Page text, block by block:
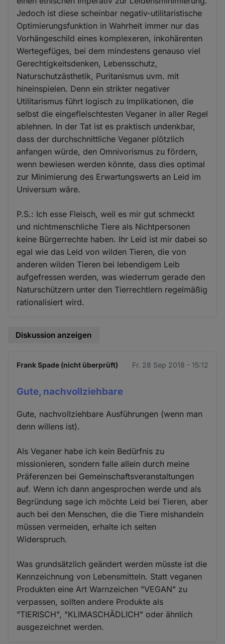
Jedoch ist diese scheinbar negativ-utilitaristische
Optimierungsfunktion in Wahrheit immer nur das
Vorhängeschild eines komplexeren, inkohärenten
Wertegefüges, bei dem mindestens genauso viel
Gerechtigkeitsdenken, Lebensschutz,
Naturschutzästhetik, Puritanismus uvm. mit
hineinspielen. Denn ein strikter negativer
Utilitarismus führt logisch zu Implikationen, die
selbst die eingefleischtesten Veganer in aller Regel
ablehnen. In der Tat ist es praktisch undenkbar,
dass der durchschnittliche Veganer plötzlich
anfangen würde, den Omnivorismus zu fördern,
wenn bewiesen werden könnte, dass dies optimal
zur Minimierung des Erwartungswerts an Leid im
Universum wäre.
P.S.: Ich esse Fleisch, weil es mir gut schmeckt
und nichtmenschliche Tiere als Nichtpersonen
keine Bürgerrechte haben. Ihr Leid ist mir dabei so
egal wie das Leid von wilden Tieren, die von
anderen wilden Tieren bei lebendigem Leib
aufgefressen werden, was wiederrum gerade den
Naturschützern unter den Tierrechtlern regelmäßig
rationalisiert wird.
Diskussion anzeigen
Frank Spade (nicht überprüft) Fr. 28 Sep 2018 - 15:12
Gute, nachvollziehbare
Gute, nachvollziehbare Ausführungen (wenn man
denn willens ist).
Als Veganer habe ich kein Bedürfnis zu
missionieren, sondern falle allein durch meine
Präferenzen bei Gemeinschaftsveranstaltungen
auf. Wenn ich dann angesprochen werde und als
Begründung sage ich möchte Leid bei Tieren, aber
auch bei den Menschen, die die Tiere mishandeln
müssen vermeiden, erhalte ich selten
Widerspruch.
Was grundsätzlich geändert werden müsste ist die
Kennzeichnung von Lebensmitteln. Statt veganen
Produkten eine Art Warnzeichen "VEGAN" zu
verpassen, sollten andere Produkte als
"TIERISCH", "KLIMASCHÄDLICH" oder ähnlich
ausgezeichnet werden.